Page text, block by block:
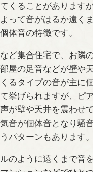
くることがあります
って音がはるか遠く
体音の特徴です。
ど集合住宅で、お隣
屋の足音などが壁や
るタイプの音が主に
挙げられますが、ピ
が壁や天井を震わせ
音が個体音となり騒
パターンもあります。
のように遠くまで音